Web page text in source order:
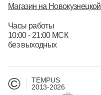
Магазин на Новокузнецкой
Часы работы
10:00 - 21:00 МСК
без выходных
©
TEMPUS
2013-2026